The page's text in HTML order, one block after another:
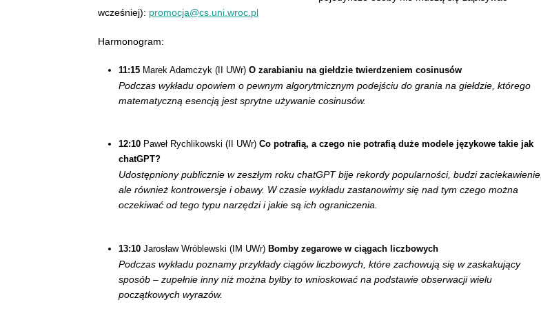
wcześniej): promocja@cs.uni.wroc.pl
Harmonogram:
11:15 Marek Adamczyk (II UWr) O zarabianiu na giełdzie twierdzeniem cosinusów
Podczas wykładu opowiem o pewnym algorytmicznym podejściu do grania na giełdzie, którego
matematyczną esencją jest sprytne używanie cosinusów.
12:10 Paweł Rychlikowski (II UWr) Co potrafią, a czego nie potrafią duże modele językowe takie jak
chatGPT?
Udostępniony publicznie w zeszłym roku chatGPT bije rekordy popularności, budzi zaciekawienie,
ale również kontrowersje i obawy. W czasie wykładu zastanowimy się nad tym czego można
oczekiwać od tego typu narzędzi i jakie są ich ograniczenia.
13:10 Jarosław Wróblewski (IM UWr) Bomby zegarowe w ciągach liczbowych
Podczas wykładu poznamy przykłady ciągów liczbowych, które zachowują się w zaskakujący
sposób – zupełnie inny niż można byłby to wnioskować na podstawie obserwacji wielu
początkowych wyrazów.